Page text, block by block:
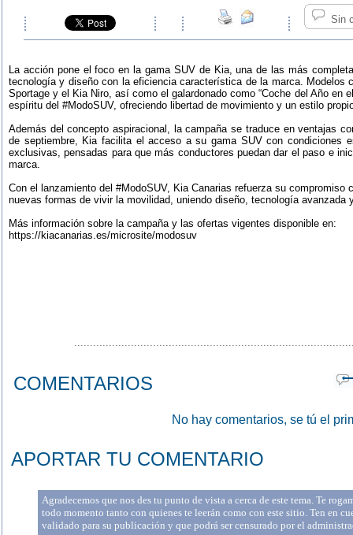
Sin
La acción pone el foco en la gama SUV de Kia, una de las más
tecnología y diseño con la eficiencia característica de la marca. Modelos
Sportage y el Kia Niro, así como el galardonado como “Coche del Año en
espíritu del #ModoSUV, ofreciendo libertad de movimiento y un estilo
Además del concepto aspiracional, la campaña se traduce en ventajas
de septiembre, Kia facilita el acceso a su gama SUV con condiciones
exclusivas, pensadas para que más conductores puedan dar el paso e
marca.
Con el lanzamiento del #ModoSUV, Kia Canarias refuerza su compromiso
nuevas formas de vivir la movilidad, uniendo diseño, tecnología avanzada
Más información sobre la campaña y las ofertas vigentes disponible en:
https://kiacanarias.es/microsite/modosuv
COMENTARIOS
No hay comentarios, se tú el
APORTAR TU COMENTARIO
Agradecemos que nos des tu punto de vista a cerca de este tema. Te
todo momento tanto con quienes te leerán como con este sitio. Ten en
validado para su publicación y que podrá ser censurado por el